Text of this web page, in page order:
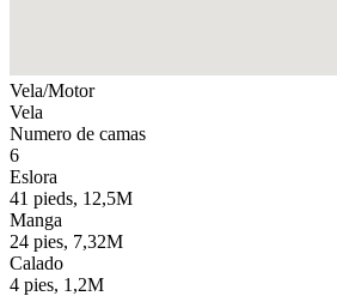
Vela/Motor
Vela
Numero de camas
6
Eslora
41 pieds, 12,5M
Manga
24 pies, 7,32M
Calado
4 pies, 1,2M